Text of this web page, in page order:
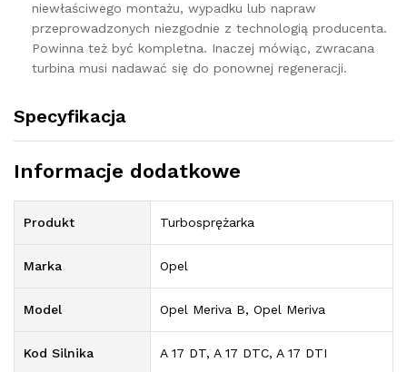
niewłaściwego montażu, wypadku lub napraw
przeprowadzonych niezgodnie z technologią producenta.
Powinna też być kompletna. Inaczej mówiąc, zwracana
turbina musi nadawać się do ponownej regeneracji.
Specyfikacja
Informacje dodatkowe
Produkt Turbosprężarka
Marka Opel
Model Opel Meriva B, Opel Meriva
Kod Silnika A 17 DT, A 17 DTC, A 17 DTI